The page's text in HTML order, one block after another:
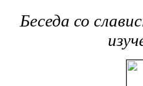
Беседа со